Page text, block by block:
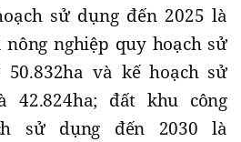
sử dụng đến 2025 là
nông nghiệp quy hoạch sử
và kế hoạch sử
42.824ha; đất khu công
sử dụng đến 2030 là